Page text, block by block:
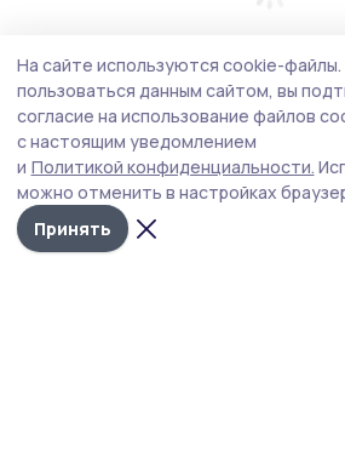
На сайте используются cookie-файлы.
пользоваться данным сайтом, вы
согласие на использование файлов
с настоящим уведомлением
и Политикой конфиденциальности.
можно отменить в настройках
Принять